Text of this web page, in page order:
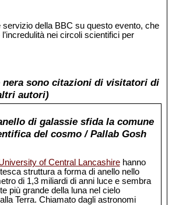
servizio della BBC su questo evento, che
nei circoli scientifici per
sono citazioni di visitatori di
autori)
di galassie sfida la comune
del cosmo / Pallab Gosh
of Central Lancashirehanno
struttura a forma di anello nello
di 1,3 miliardi di anni luce e sembra
più grande della luna nel cielo
Terra. Chiamato dagli astronomi